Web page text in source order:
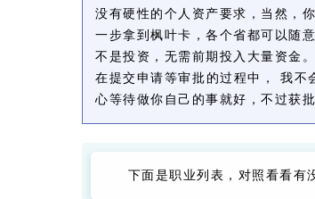
没有硬性的个人资产要求，当然，
一步拿到枫叶卡，各个省都可以随意
不是投资，无需前期投入大量资金。
在提交申请等审批的过程中， 我不
心等待做你自己的事就好，不过获
下面是职业列表，对照看看有没